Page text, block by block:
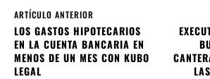
ARTÍCULO ANTERIOR
LOS GASTOS HIPOTECARIOS
EN LA CUENTA BANCARIA EN
MENOS DE UN MES CON KUBO
LEGAL